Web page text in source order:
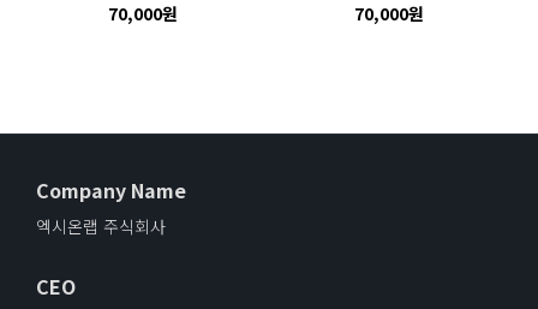
70,000원
70,000원
Company Name
엑시온랩 주식회사
CEO